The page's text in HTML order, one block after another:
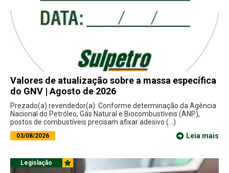
Valores de atualização sobre a massa específica
do GNV | Agosto de 2026
Prezado(a) revendedor(a): Conforme determinação da Agência
Nacional do Petróleo, Gás Natural e Biocombustíveis (ANP),
postos de combustíveis precisam afixar adesivo (...)
03/08/2026 Leia mais
Legislação